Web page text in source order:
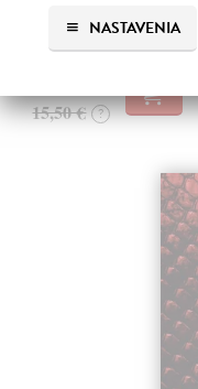
NASTAVENIA
Na sklade ?
15,50 € ?